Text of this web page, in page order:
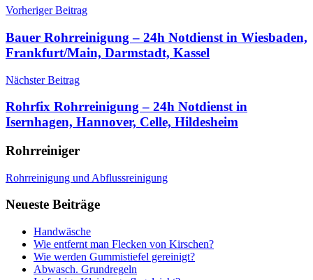
Vorheriger Beitrag
Bauer Rohrreinigung – 24h Notdienst in Wiesbaden,
Frankfurt/Main, Darmstadt, Kassel
Nächster Beitrag
Rohrfix Rohrreinigung – 24h Notdienst in
Isernhagen, Hannover, Celle, Hildesheim
Rohrreiniger
Rohrreinigung und Abflussreinigung
Neueste Beiträge
Handwäsche
Wie entfernt man Flecken von Kirschen?
Wie werden Gummistiefel gereinigt?
Abwasch. Grundregeln